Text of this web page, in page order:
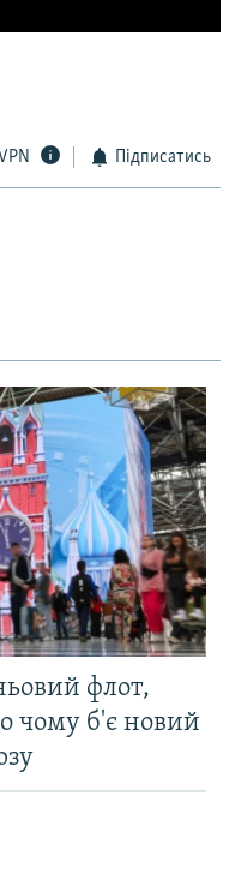
Підписатись
флот,
чому б'є новий